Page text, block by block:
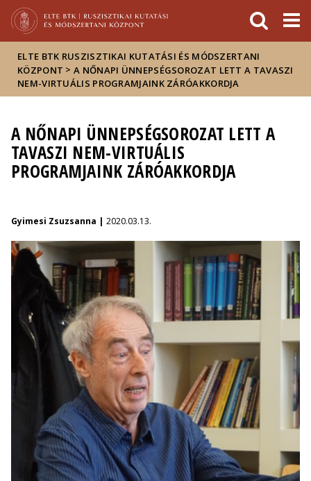
Hírek
Események
ELTE a
sajtóban
ELTE BTK RUSZISZTIKAI KUTATÁSI ÉS MÓDSZERTANI
KÖZPONT > A NŐNAPI ÜNNEPSÉGSOROZAT LETT A TAVASZI
NEM-VIRTUÁLIS PROGRAMJAINK ZÁRÓAKKORDJA
A NŐNAPI ÜNNEPSÉGSOROZAT LETT A
TAVASZI NEM-VIRTUÁLIS
PROGRAMJAINK ZÁRÓAKKORDJA
Gyimesi Zsuzsanna | 2020.03.13.